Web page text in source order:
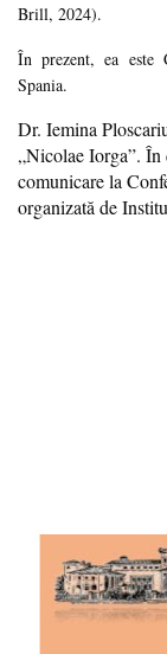
Brill, 2024).
În prezent, ea este
Spania.
Dr. Iemina
„Nicolae Iorga”. În
comunicare la
organizată de